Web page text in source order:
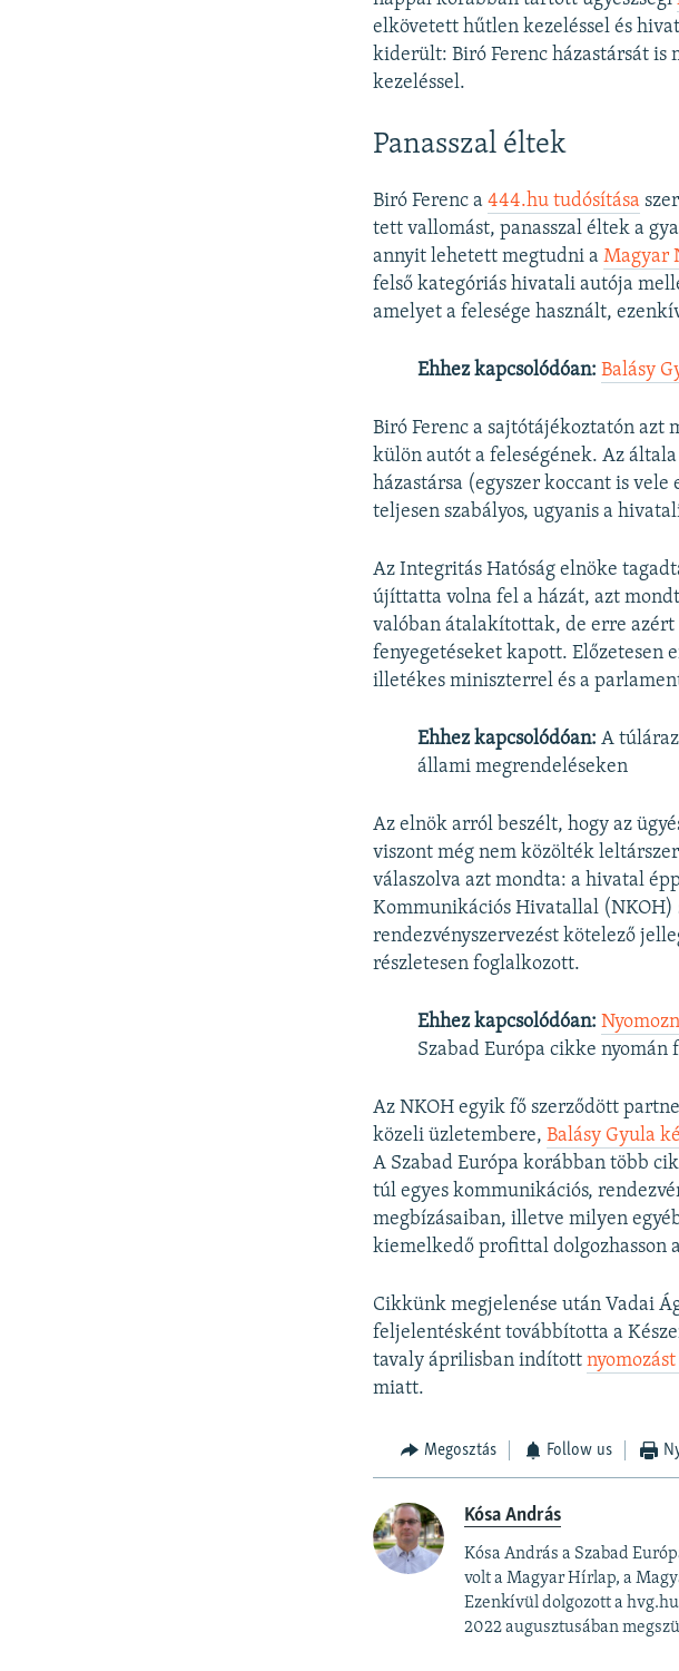
elkövetett hűtlen kezeléssel és
kiderült: Biró Ferenc házastársát
kezeléssel.
Panasszal éltek
Biró Ferenc a444.hu tudósítása
tett vallomást, panasszal éltek a
annyit lehetett megtudni aMagyar
felső kategóriás hivatali autója
amelyet a felesége használt,
Ehhez kapcsolódóan: Balásy
Biró Ferenc a sajtótájékoztatón azt
külön autót a feleségének. Az
házastársa (egyszer koccant is
teljesen szabályos, ugyanis a
Az Integritás Hatóság elnöke
újíttatta volna fel a házát, azt
valóban átalakítottak, de erre azért
fenyegetéseket kapott. Előzetesen
illetékes miniszterrel és a
Ehhez kapcsolódóan: A
állami megrendeléseken
Az elnök arról beszélt, hogy az
viszont még nem közölték
válaszolva azt mondta: a hivatal
Kommunikációs Hivatallal
rendezvényszervezést kötelező
részletesen foglalkozott.
Ehhez kapcsolódóan:
Szabad Európa cikke nyomán
Az NKOH egyik fő szerződött
közeli üzletembere,Balásy Gyula
A Szabad Európa korábban több
túl egyes kommunikációs,
megbízásaiban, illetve milyen
kiemelkedő profittal dolgozhasson
Cikkünk megjelenése után Vadai
feljelentésként továbbította a
tavaly áprilisban indított
miatt.
Megosztás Follow us
Kósa András
Kósa András a Szabad
volt a Magyar Hírlap, a
Ezenkívül dolgozott a
2022 augusztusában